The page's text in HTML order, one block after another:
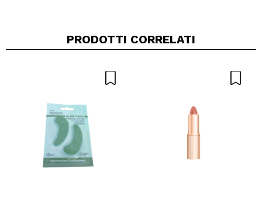
PRODOTTI CORRELATI